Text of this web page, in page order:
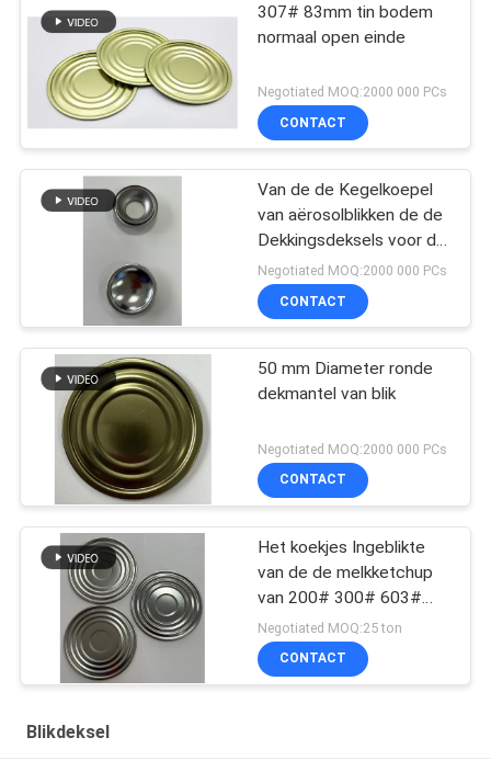
307# 83mm tin bodem
normaal open einde
Negotiated MOQ:2000 000 PCs
CONTACT
Van de de Kegelkoepel
van aërosolblikken de de
Dekkingsdeksels voor de
popcornpan van de de
sneeuwpartij van de
Aërosolnevel kunnen
Negotiated MOQ:2000 000 PCs
CONTACT
50 mm Diameter ronde
dekmantel van blik
Negotiated MOQ:2000 000 PCs
CONTACT
Het koekjes Ingeblikte
van de de melkketchup
van 200# 300# 603#
153mm DEKSEL van het
het middagmaaltin
Negotiated MOQ:25 ton
CONTACT
Blikdeksel